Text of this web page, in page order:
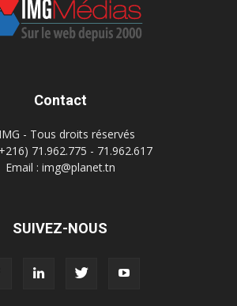
Contact
- Tous droits réservés
71.962.775 - 71.962.617
Email : img@planet.tn
SUIVEZ-NOUS